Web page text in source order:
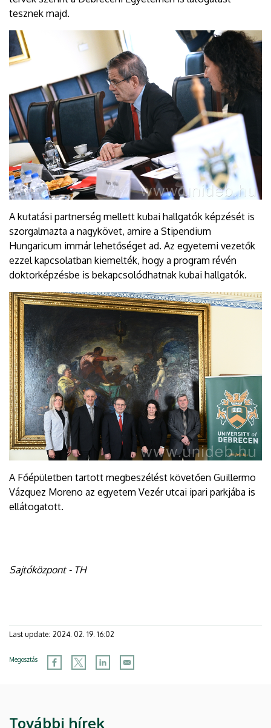
tesznek majd.
A kutatási partnerség mellett kubai hallgatók képzését is
szorgalmazta a nagykövet, amire a Stipendium
Hungaricum immár lehetőséget ad. Az egyetemi vezetők
ezzel kapcsolatban kiemelték, hogy a program révén
doktorképzésbe is bekapcsolódhatnak kubai hallgatók.
A Főépületben tartott megbeszélést követően Guillermo
Vázquez Moreno az egyetem Vezér utcai ipari parkjába is
ellátogatott.
Sajtóközpont - TH
Last update: 2024. 02. 19. 16:02
Megosztás
További hírek